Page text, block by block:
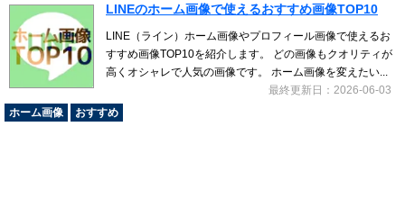
LINEのホーム画像で使えるおすすめ画像TOP10
LINE（ライン）ホーム画像やプロフィール画像で使えるお
すすめ画像TOP10を紹介します。 どの画像もクオリティが
高くオシャレで人気の画像です。 ホーム画像を変えたい...
最終更新日：2026-06-03
ホーム画像
おすすめ